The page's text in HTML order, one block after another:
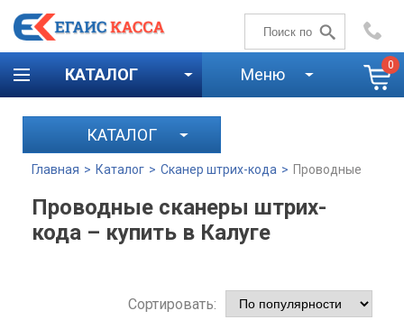
+7 (4842)59-58-00
КАТАЛОГ Меню 0
КАТАЛОГ
Главная > Каталог > Сканер штрих-кода > Проводные
Проводные сканеры штрих-
кода – купить в Калуге
Сортировать: